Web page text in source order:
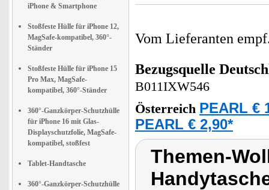
iPhone & Smartphone
Stoßfeste Hülle für iPhone 12,
MagSafe-kompatibel, 360°-
Ständer
Stoßfeste Hülle für iPhone 15
Pro Max, MagSafe-
kompatibel, 360°-Ständer
360°-Ganzkörper-Schutzhülle
für iPhone 16 mit Glas-
Displayschutzfolie, MagSafe-
kompatibel, stoßfest
Tablet-Handtasche
360°-Ganzkörper-Schutzhülle
Vom Lieferanten
Bezugsquelle
B011IXW546
Österreich PEARL €
PEARL € 2,90*
Themen-